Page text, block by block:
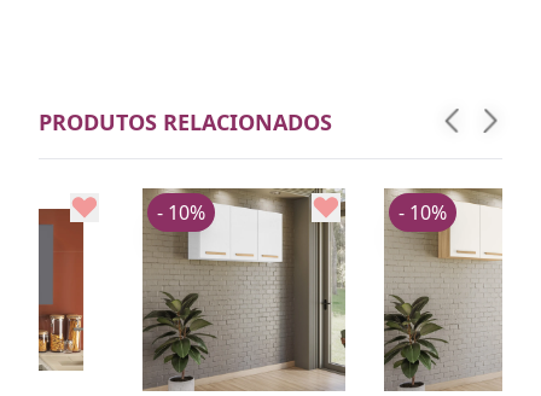
PRODUTOS RELACIONADOS
- 10% - 10%